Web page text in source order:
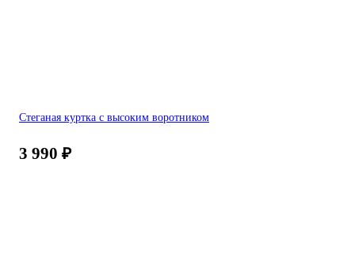
Стеганая куртка с высоким воротником
3 990 ₽